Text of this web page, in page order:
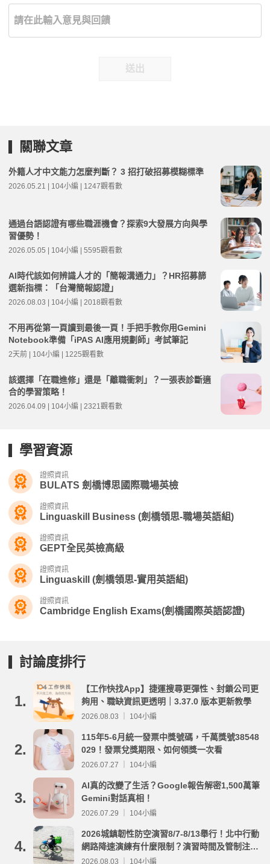
送出
關聯文章
外籍人才中文能力怎麼判斷？ 3 招打破招募模糊標準
2026.05.21 | 104小編 | 1247觀看數
通過台語認證有哪些職涯機會？探索9大發展方向與學
習優勢！
2026.05.05 | 104小編 | 5595觀看數
AI時代該如何辨識人才的「簡報溝通力」？HR招募篩
選新指標：「台灣簡報認證」
2026.08.03 | 104小編 | 2018觀看數
不用再從第一頁讀到最後一頁！手把手教你用Gemini
Notebook準備「iPAS AI應用規劃師」考試筆記
2天前 | 104小編 | 1225觀看數
該選擇「在職進修」還是「離職衝刺」？一張表診斷適
合的學習策略！
2026.04.09 | 104小編 | 2321觀看數
學習資源
證照資訊
BULATS 劍橋博思國際職場英檢
證照資訊
Linguaskill Business (劍橋領思-職場英語組)
證照資訊
GEPT全民英檢高級
證照資訊
Linguaskill (劍橋領思-實用英語組)
證照資訊
Cambridge English Exams(劍橋國際英語認證)
討論度排行
1.
【工作快找App】捷運搜尋更彈性、封鎖公司更
夠用、職缺資訊更透明｜3.37.0 版本更新教學
2026.08.03 ｜ 104小編
2.
115年5-6月統一發票中獎號碼，千萬獎號38548
029！發票兌獎期限、如何領獎一次看
2026.07.27 ｜ 104小編
3.
AI真的改變了生活？Google報告解密1,500萬筆
Gemini對話真相！
2026.07.29 ｜ 104小編
4.
2026城鎮韌性防空演習8/7-8/13舉行！北中行動
網路降速演練有什麼限制？演習時間及管制注意
事項整理
2026.08.03 ｜ 104小編